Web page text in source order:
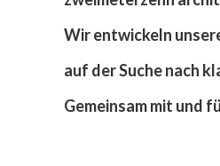
Wir entwickeln
auf der Suche nach
Gemeinsam mit und